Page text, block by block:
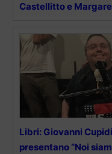
Castellitto e
Libri: Giovanni
presentano “Noi